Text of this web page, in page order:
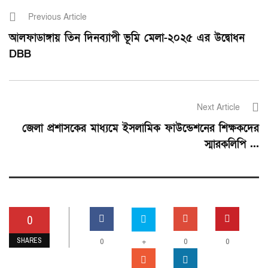
Previous Article
আলফাডাঙ্গায় তিন দিনব্যাপী ভূমি মেলা-২০২৫ এর উদ্বোধন
DBB
Next Article
জেলা প্রশাসকের মাধ্যমে ইসলামিক ফাউন্ডেশনের শিক্ষকদের
স্মারকলিপি ...
0
SHARES 0 + 0 0